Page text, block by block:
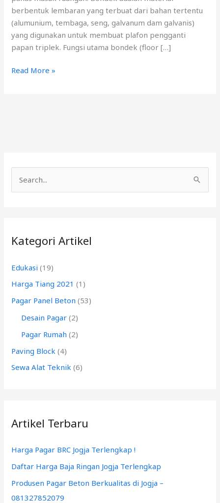
berbentuk lembaran yang terbuat dari bahan tertentu
(alumunium, tembaga, seng, galvanum dam galvanis)
yang digunakan untuk membuat plafon pengganti
papan triplek. Fungsi utama bondek (floor […]
Read More »
u
t
u
k
Kategori Artikel
Edukasi (19)
Harga Tiang 2021 (1)
Pagar Panel Beton (53)
Desain Pagar (2)
Pagar Rumah (2)
Paving Block (4)
Sewa Alat Teknik (6)
Artikel Terbaru
Harga Pagar BRC Jogja Terlengkap !
Daftar Harga Baja Ringan Jogja Terlengkap
Produsen Pagar Beton Berkualitas di Jogja –
081327852079